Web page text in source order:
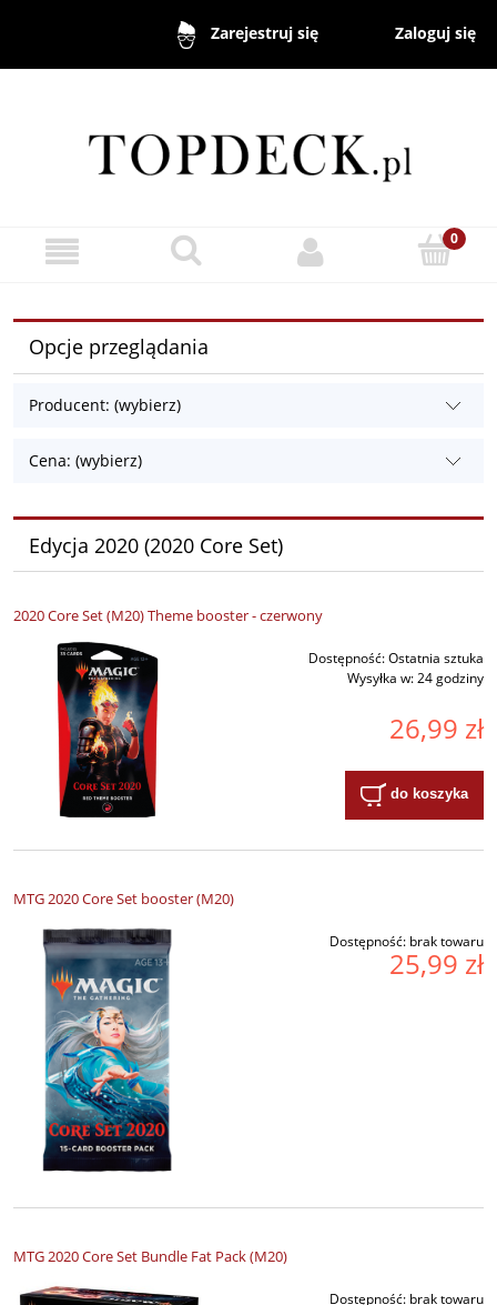
Zarejestruj się Zaloguj się
Opcje przeglądania
Producent: (wybierz)
Cena: (wybierz)
Edycja 2020 (2020 Core Set)
2020 Core Set (M20) Theme booster - czerwony
Dostępność:Ostatnia sztuka
Wysyłka w:24 godziny
26,99 zł
do koszyka
MTG 2020 Core Set booster (M20)
Dostępność: brak towaru
25,99 zł
MTG 2020 Core Set Bundle Fat Pack (M20)
Dostępność: brak towaru